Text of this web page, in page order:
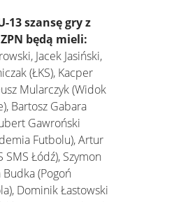
13 szansę gry z
będą mieli:
Jacek Jasiński,
(ŁKS), Kacper
Mularczyk (Widok
Bartosz Gabara
Gawroński
Futbolu), Artur
SMS Łódź), Szymon
Budka (Pogoń
Dominik Łastowski